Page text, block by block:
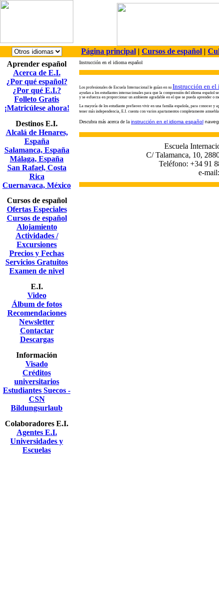
Página principal | Cursos de español |
Aprender español
Acerca de E.I.
¿Por qué español?
¿Por qué E.I.?
Folleto Gratis
¡Matricúlese ahora!
Destinos E.I.
Alcalá de Henares,
España
Salamanca, España
Málaga, España
San Rafael, Costa
Rica
Cuernavaca, México
Cursos de español
Ofertas Especiales
Cursos de español
Alojamiento
Actividades /
Excursiones
Precios y Fechas
Servicios Gratuitos
Examen de nivel
E.I.
Video
Álbum de fotos
Recomendaciones
Newsletter
Contactar
Descargas
Información
Visado
Créditos
universitarios
Estudiantes Suecos -
CSN
Bildungsurlaub
Colaboradores E.I.
Agentes E.I.
Universidades y
Escuelas
Instrucción en el idioma español
Los profesionales de Escuela Internacional le guían en su Instrucción en el
ayudan a los estudiantes internacionales para que la comprensión del idioma español
y se esfuerza en proporcionar un ambiente agradable en el que se pueda aprender o
La mayoría de los estudiante prefieren vivir en una familia española, para conocer y
tener más independencia, E.I. cuenta con varios apartamentos completamente
Descubra más acerca de la instrucción en el idioma español
Escuela
C/ Talamanca, 10,
Teléfono: +34 91
e-